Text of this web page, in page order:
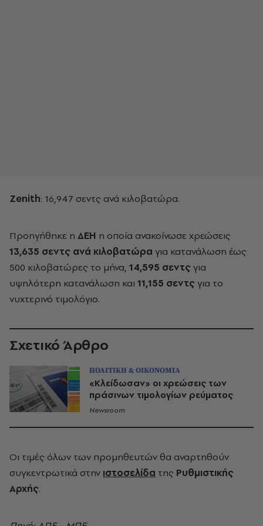
Zenith: 16,947 σεντς ανά κιλοβατώρα.
Προηγήθηκε η ΔΕΗ η οποία ανακοίνωσε χρεώσεις
13,635 σεντς ανά κιλοβατώρα για κατανάλωση έως
500 κιλοβατώρες το μήνα, 14,595 σεντς για
υψηλότερη κατανάλωση και 11,155 σεντς για το
νυχτερινό τιμολόγιο.
Σχετικό Άρθρο
ΠΟΛΙΤΙΚΗ & ΟΙΚΟΝΟΜΙΑ
«Κλείδωσαν» οι χρεώσεις των
πράσινων τιμολογίων ρεύματος
Newsroom
Οι τιμές όλων των προμηθευτών θα αναρτηθούν
συγκεντρωτικά στην ιστοσελίδα της Ρυθμιστικής
Αρχής.